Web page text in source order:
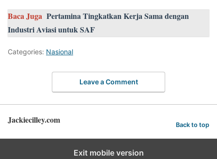
Baca Juga Pertamina Tingkatkan Kerja Sama dengan
Industri Aviasi untuk SAF
Categories: Nasional
Leave a Comment
Jackiecilley.com Back to top
Exit mobile version